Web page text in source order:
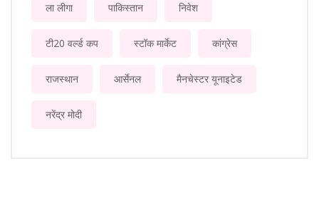
ला लीगा पाकिस्तान निवेश
टी20 वर्ल्ड कप स्टॉक मार्केट कांग्रेस
राजस्थान आर्सेनल मैनचेस्टर यूनाइटेड
नरेंद्र मोदी